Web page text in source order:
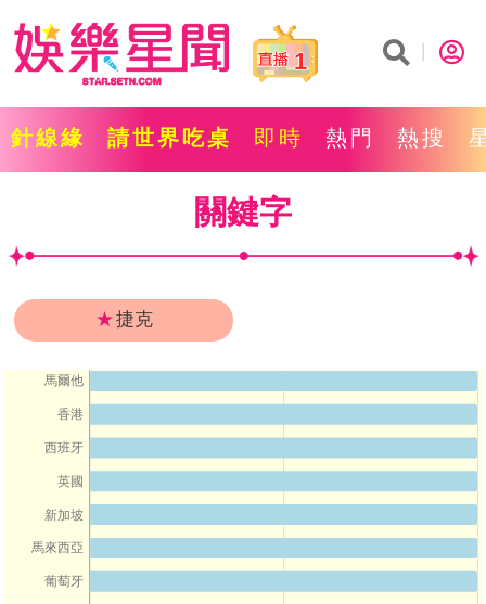
1
針線緣 請世界吃桌 即時 熱門 熱搜
關鍵字
★捷克
馬爾他
香港
西班牙
英國
新加坡
馬來西亞
葡萄牙